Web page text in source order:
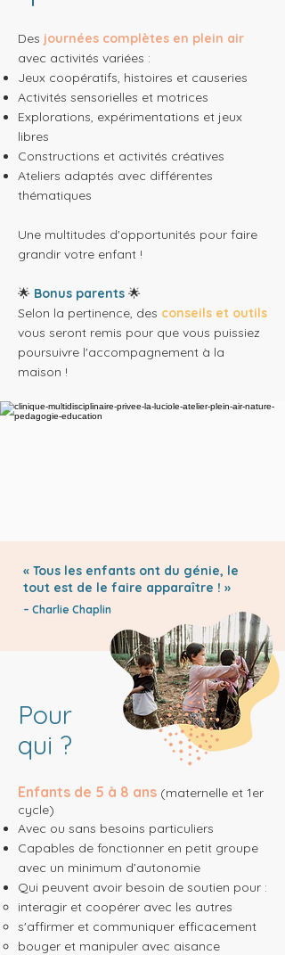
Des journées complètes en plein air
avec activités variées :
Jeux coopératifs, histoires et causeries
Activités sensorielles et motrices
Explorations, expérimentations et jeux
libres
Constructions et activités créatives
Ateliers adaptés avec différentes
thématiques
Une multitudes d'opportunités pour faire
grandir votre enfant !
🌟 Bonus parents 🌟
Selon la pertinence, des conseils et outils
vous seront remis pour que vous puissiez
poursuivre l'accompagnement à la
maison !
« Tous les enfants ont du génie, le
tout est de le faire apparaître ! »
– Charlie Chaplin
Pour
qui ?
Enfants de 5 à 8 ans (maternelle et 1er
cycle)
Avec ou sans besoins particuliers
Capables de fonctionner en petit groupe
avec un minimum d’autonomie
Qui peuvent avoir besoin de soutien pour :
interagir et coopérer avec les autres
s'affirmer et communiquer efficacement
bouger et manipuler avec aisance